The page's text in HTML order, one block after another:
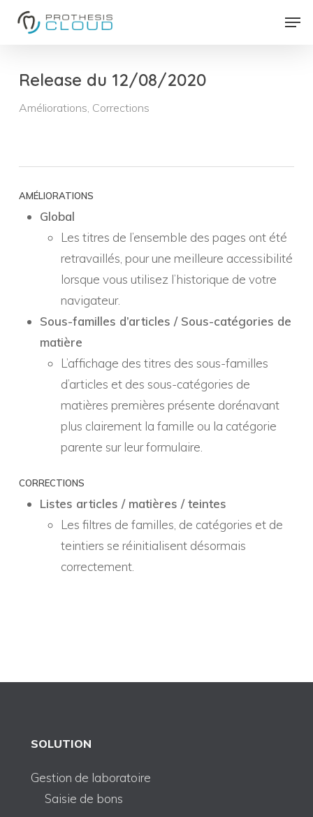
contentRelease du 12/08/2020
Améliorations, Corrections
AMÉLIORATIONS
Global
Les titres de l’ensemble des pages ont été
retravaillés, pour une meilleure accessibilité
lorsque vous utilisez l’historique de votre
navigateur.
Sous-familles d’articles / Sous-catégories de
matière
L’affichage des titres des sous-familles
d’articles et des sous-catégories de
matières premières présente dorénavant
plus clairement la famille ou la catégorie
parente sur leur formulaire.
CORRECTIONS
Listes articles / matières / teintes
Les filtres de familles, de catégories et de
teintiers se réinitialisent désormais
correctement.
SOLUTION
Gestion de laboratoire
Saisie de bons